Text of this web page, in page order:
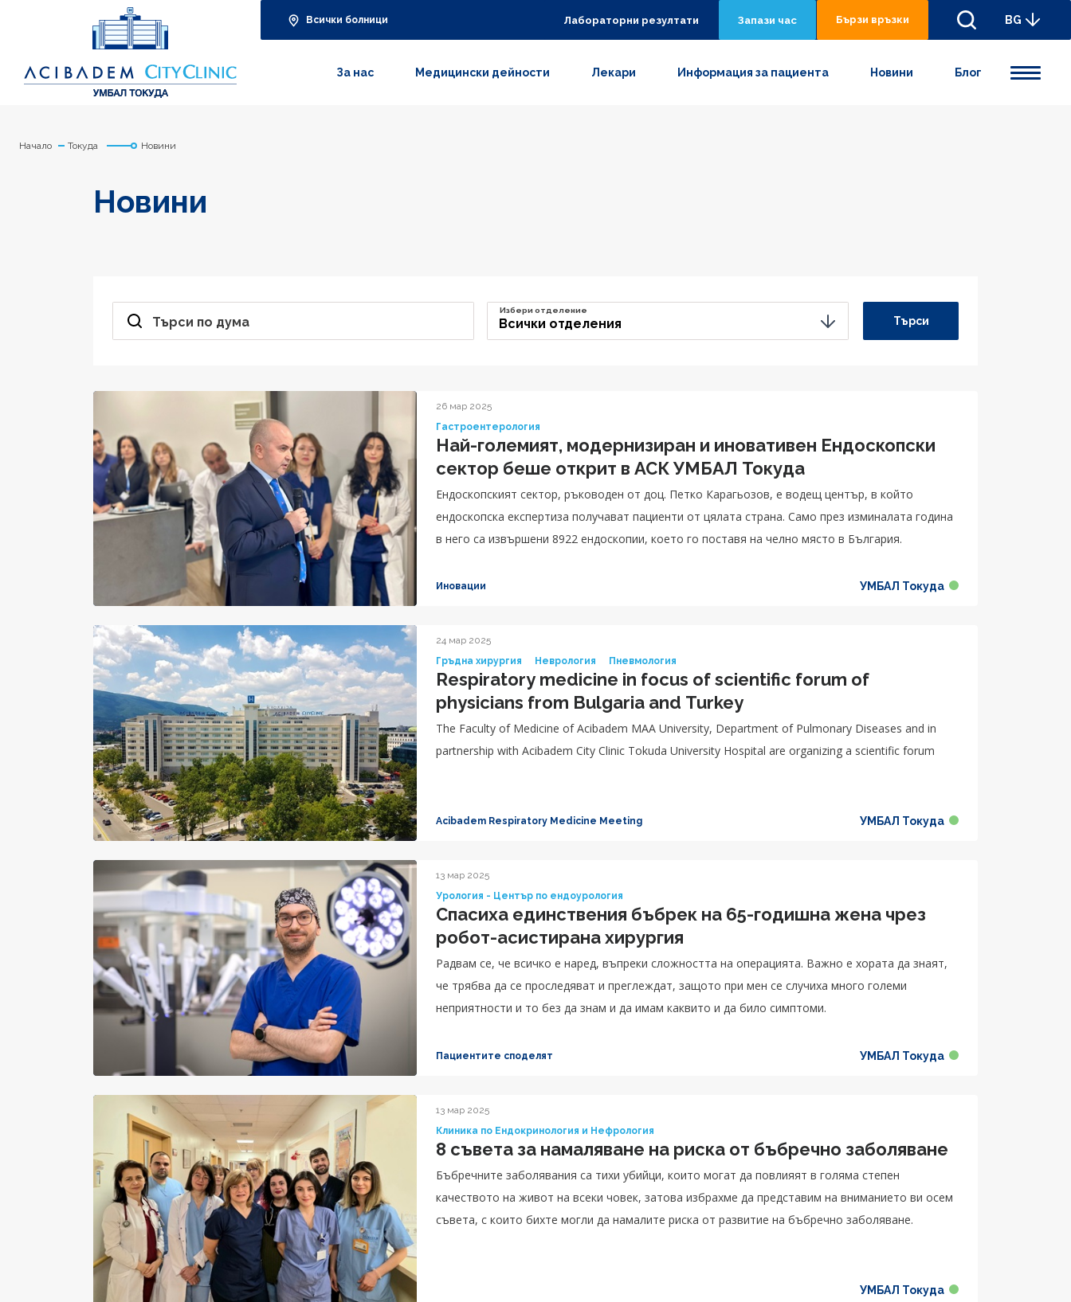
Всички болници Лабораторни резултати Запази час Бързи връзки BG
За нас Медицински дейности Лекари Информация за пациента Новини Блог
Начало Токуда Новини
Новини
Търси по дума Всички отделения
Избери отделение
Търси
26 мар 2025
Гастроентерология
Най-големият, модернизиран и иновативен Ендоскопски
сектор беше открит в АСК УМБАЛ Токуда
Ендоскопският сектор, ръководен от доц. Петко Карагьозов, е водещ център, в който
ендоскопска експертиза получават пациенти от цялата страна. Само през изминалата година
в него са извършени 8922 ендоскопии, което го поставя на челно място в България.
Иновации УМБАЛ Токуда
24 мар 2025
Гръдна хирургия
Неврология Пневмология
Respiratory medicine in focus of scientific forum of
physicians from Bulgaria and Turkey
The Faculty of Medicine of Acibadem MAA University, Department of Pulmonary Diseases and in
partnership with Acibadem City Clinic Tokuda University Hospital are organizing a scientific forum
Acibadem Respiratory Medicine Meeting УМБАЛ Токуда
13 мар 2025
Урология - Център по ендоурология
Спасиха единствения бъбрек на 65-годишна жена чрез
робот-асистирана хирургия
Радвам се, че всичко е наред, въпреки сложността на операцията. Важно е хората да знаят,
че трябва да се проследяват и преглеждат, защото при мен се случиха много големи
неприятности и то без да знам и да имам каквито и да било симптоми.
Пациентите споделят УМБАЛ Токуда
13 мар 2025
Клиника по Ендокринология и Нефрология
8 съвета за намаляване на риска от бъбречно заболяване
Бъбречните заболявания са тихи убийци, които могат да повлияят в голяма степен
качеството на живот на всеки човек, затова избрахме да представим на вниманието ви осем
съвета, с които бихте могли да намалите риска от развитие на бъбречно заболяване.
УМБАЛ Токуда